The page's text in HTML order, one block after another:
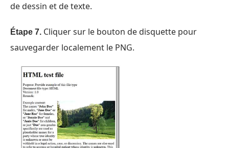
de dessin et de texte.
Étape 7. Cliquer sur le bouton de disquette pour
sauvegarder localement le PNG.